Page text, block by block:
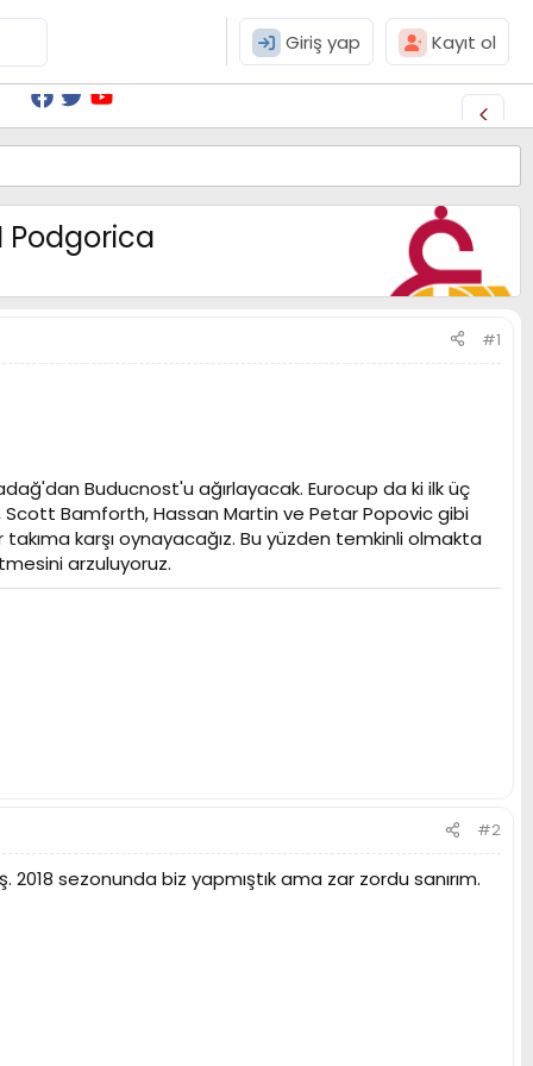
Giriş yap Kayıt ol
Podgorica
#1
Buducnost'u ağırlayacak. Eurocup da ki ilk üç
Bamforth, Hassan Martin ve Petar Popovic gibi
karşı oynayacağız. Bu yüzden temkinli olmakta
arzuluyoruz.
#2
sezonunda biz yapmıştık ama zar zordu sanırım.